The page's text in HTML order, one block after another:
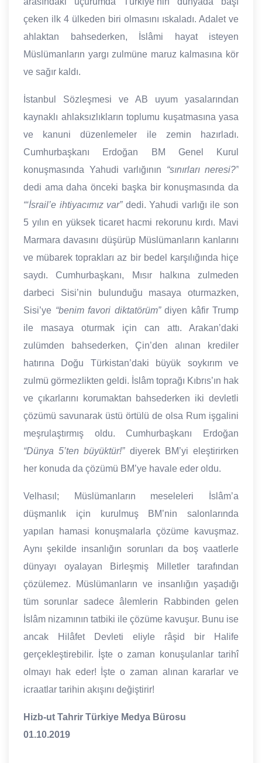
çeken ilk 4 ülkeden biri olmasını ıskaladı. Adalet ve
ahlaktan bahsederken, İslâmi hayat isteyen
Müslümanların yargı zulmüne maruz kalmasına kör
ve sağır kaldı.
İstanbul Sözleşmesi ve AB uyum yasalarından
kaynaklı ahlaksızlıkların toplumu kuşatmasına yasa
ve kanuni düzenlemeler ile zemin hazırladı.
Cumhurbaşkanı Erdoğan BM Genel Kurul
konuşmasında Yahudi varlığının “sınırları neresi?”
dedi ama daha önceki başka bir konuşmasında da
“‘İsrail’e ihtiyacımız var”dedi. Yahudi varlığı ile son
5 yılın en yüksek ticaret hacmi rekorunu kırdı. Mavi
Marmara davasını düşürüp Müslümanların kanlarını
ve mübarek toprakları az bir bedel karşılığında hiçe
saydı. Cumhurbaşkanı, Mısır halkına zulmeden
darbeci Sisi’nin bulunduğu masaya oturmazken,
Sisi’ye “benim favori diktatörüm”diyen kâfir Trump
ile masaya oturmak için can attı. Arakan’daki
zulümden bahsederken, Çin’den alınan krediler
hatırına Doğu Türkistan’daki büyük soykırım ve
zulmü görmezlikten geldi. İslâm toprağı Kıbrıs’ın hak
ve çıkarlarını korumaktan bahsederken iki devletli
çözümü savunarak üstü örtülü de olsa Rum işgalini
meşrulaştırmış oldu. Cumhurbaşkanı Erdoğan
“Dünya 5’ten büyüktür!”diyerek BM’yi eleştirirken
her konuda da çözümü BM’ye havale eder oldu.
Velhasıl; Müslümanların meseleleri İslâm’a
düşmanlık için kurulmuş BM’nin salonlarında
yapılan hamasi konuşmalarla çözüme kavuşmaz.
Aynı şekilde insanlığın sorunları da boş vaatlerle
dünyayı oyalayan Birleşmiş Milletler tarafından
çözülemez. Müslümanların ve insanlığın yaşadığı
tüm sorunlar sadece âlemlerin Rabbinden gelen
İslâm nizamının tatbiki ile çözüme kavuşur. Bunu ise
ancak Hilâfet Devleti eliyle râşid bir Halife
gerçekleştirebilir. İşte o zaman konuşulanlar tarihî
olmayı hak eder! İşte o zaman alınan kararlar ve
icraatlar tarihin akışını değiştirir!
Hizb-ut Tahrir Türkiye Medya Bürosu
01.10.2019